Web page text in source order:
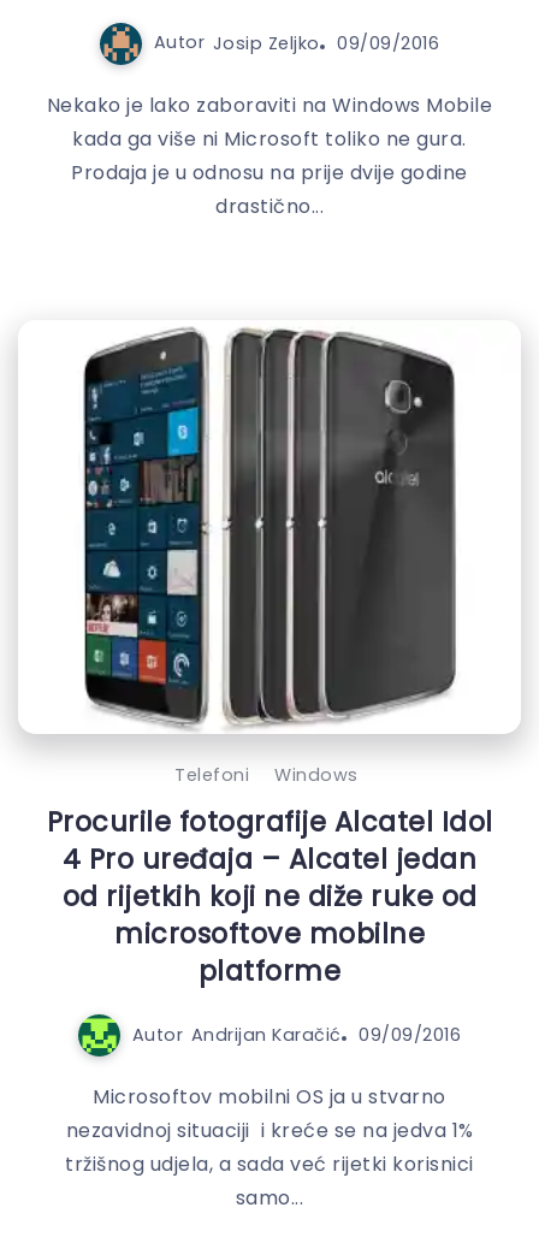
Autor Josip Zeljko 09/09/2016
Nekako je lako zaboraviti na Windows Mobile
kada ga više ni Microsoft toliko ne gura.
Prodaja je u odnosu na prije dvije godine
drastično...
Telefoni Windows
Procurile fotografije Alcatel Idol
4 Pro uređaja – Alcatel jedan
od rijetkih koji ne diže ruke od
microsoftove mobilne
platforme
Autor Andrijan Karačić 09/09/2016
Microsoftov mobilni OS ja u stvarno
nezavidnoj situaciji i kreće se na jedva 1%
tržišnog udjela, a sada već rijetki korisnici
samo...